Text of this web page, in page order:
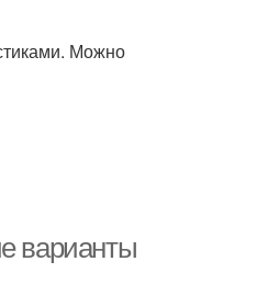
Можно
варианты